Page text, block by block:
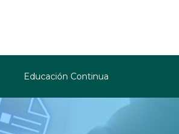
Educación Continua